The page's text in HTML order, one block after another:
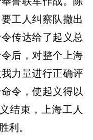
工人纠察队撤出
传达给了起义总
后，对整个上海
力量进行正确评
令，使起义得以
结束，上海工人
利。